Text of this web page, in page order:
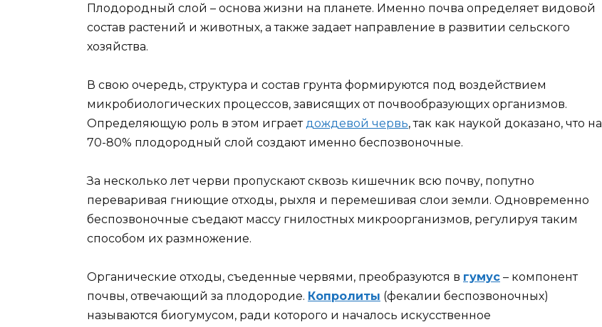
Плодородный слой – основа жизни на планете. Именно почва определяет видовой
состав растений и животных, а также задает направление в развитии сельского
хозяйства.
В свою очередь, структура и состав грунта формируются под воздействием
микробиологических процессов, зависящих от почвообразующих организмов.
Определяющую роль в этом играетдождевой червь, так как наукой доказано, что на
70-80% плодородный слой создают именно беспозвоночные.
За несколько лет черви пропускают сквозь кишечник всю почву, попутно
переваривая гниющие отходы, рыхля и перемешивая слои земли. Одновременно
беспозвоночные съедают массу гнилостных микроорганизмов, регулируя таким
способом их размножение.
Органические отходы, съеденные червями, преобразуются в гумус – компонент
почвы, отвечающий за плодородие. Копролиты (фекалии беспозвоночных)
называются биогумусом, ради которого и началось искусственное